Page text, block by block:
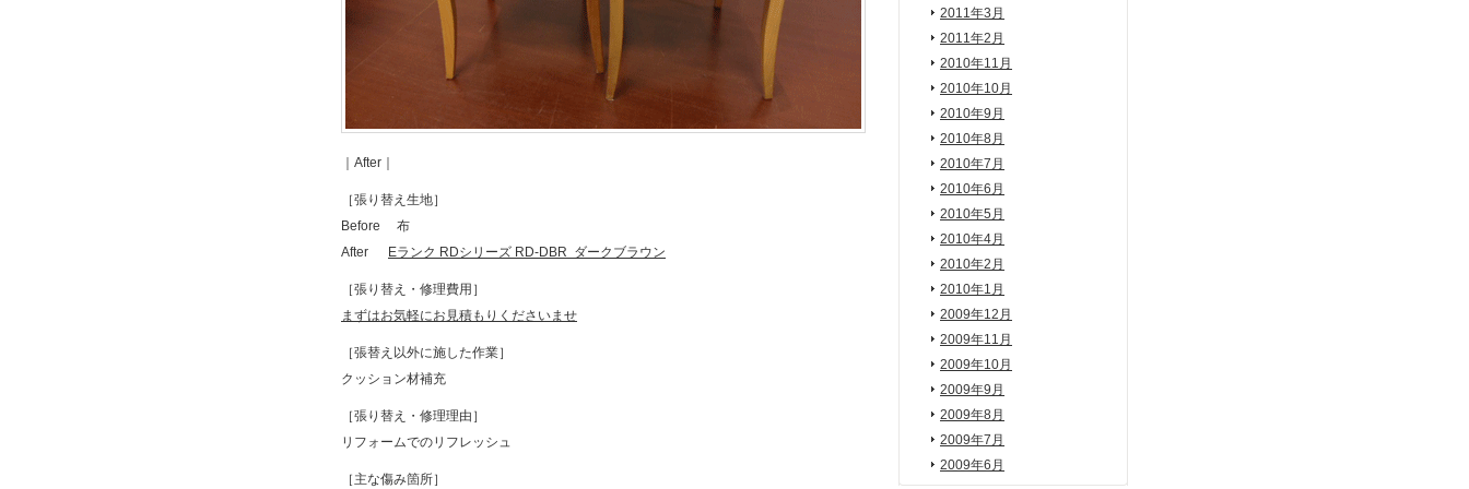
｜After｜
［張り替え生地］
Before 布
After
Eランク RDシリーズ RD-DBR ダークブラウン
［張り替え・修理費用］
まずはお気軽にお見積もりくださいませ
［張替え以外に施した作業］
クッション材補充
［張り替え・修理理由］
リフォームでのリフレッシュ
［主な傷み箇所］
2011年3月
2011年2月
2010年11月
2010年10月
2010年9月
2010年8月
2010年7月
2010年6月
2010年5月
2010年4月
2010年2月
2010年1月
2009年12月
2009年11月
2009年10月
2009年9月
2009年8月
2009年7月
2009年6月